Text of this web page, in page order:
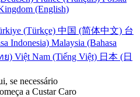
(English)
(Türkçe) 中国 (简体中文) 台
Indonesia) Malaysia (Bahasa
ย) Việt Nam (Tiếng Việt) 日本 (日
se necessário
a Custar Caro